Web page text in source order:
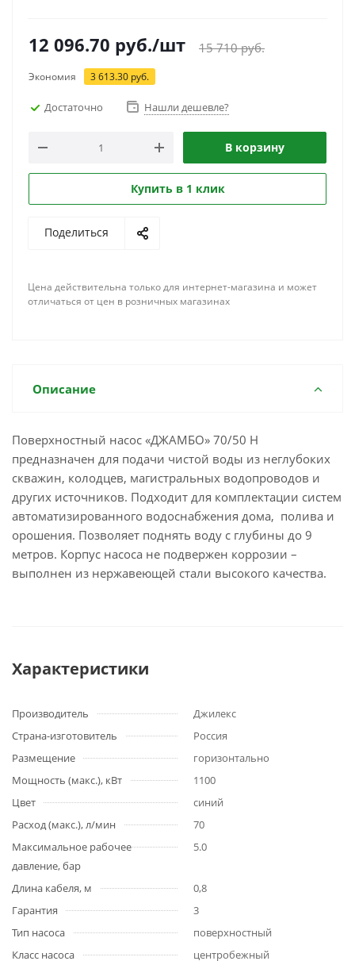
12 096.70 руб./шт 15 710руб.
Экономия 3 613.30 руб.
Достаточно Нашли дешевле?
В корзину
Купить в 1 клик
Поделиться
Цена действительна только для интернет-магазина и может
отличаться от цен в розничных магазинах
Описание
Поверхностный насос «ДЖАМБО» 70/50 Н
предназначен для подачи чистой воды из неглубоких
скважин, колодцев, магистральных водопроводов и
других источников. Подходит для комплектации систем
автоматизированного водоснабжения дома, полива и
орошения. Позволяет поднять воду с глубины до 9
метров. Корпус насоса не подвержен коррозии –
выполнен из нержавеющей стали высокого качества.
Характеристики
Производитель
Джилекс
Страна-изготовитель
Россия
Размещение
горизонтально
Мощность (макс.), кВт
1100
Цвет
синий
Расход (макс.), л/мин
70
Максимальное рабочее
давление, бар
5.0
Длина кабеля, м
0,8
Гарантия
3
Тип насоса
поверхностный
Класс насоса
центробежный